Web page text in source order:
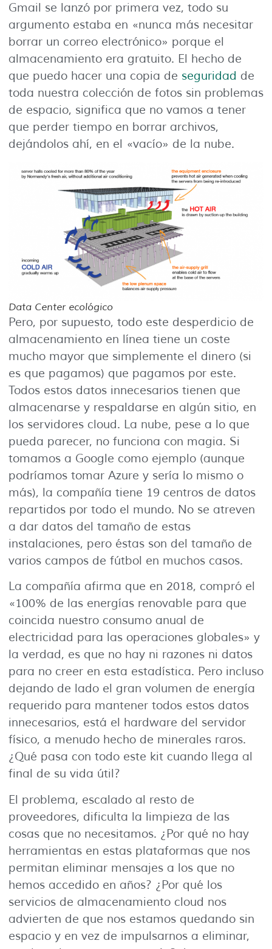
Gmail se lanzó por primera vez, todo su
argumento estaba en «nunca más necesitar
borrar un correo electrónico» porque el
almacenamiento era gratuito. El hecho de
que puedo hacer una copia de seguridad de
toda nuestra colección de fotos sin problemas
de espacio, significa que no vamos a tener
que perder tiempo en borrar archivos,
dejándolos ahí, en el «vacío» de la nube.
Data Center ecológico
Pero, por supuesto, todo este desperdicio de
almacenamiento en línea tiene un coste
mucho mayor que simplemente el dinero (si
es que pagamos) que pagamos por este.
Todos estos datos innecesarios tienen que
almacenarse y respaldarse en algún sitio, en
los servidores cloud. La nube, pese a lo que
pueda parecer, no funciona con magia. Si
tomamos a Google como ejemplo (aunque
podríamos tomar Azure y sería lo mismo o
más), la compañía tiene 19 centros de datos
repartidos por todo el mundo. No se atreven
a dar datos del tamaño de estas
instalaciones, pero éstas son del tamaño de
varios campos de fútbol en muchos casos.
La compañía afirma que en 2018, compró el
«100% de las energías renovable para que
coincida nuestro consumo anual de
electricidad para las operaciones globales» y
la verdad, es que no hay ni razones ni datos
para no creer en esta estadística. Pero incluso
dejando de lado el gran volumen de energía
requerido para mantener todos estos datos
innecesarios, está el hardware del servidor
físico, a menudo hecho de minerales raros.
¿Qué pasa con todo este kit cuando llega al
final de su vida útil?
El problema, escalado al resto de
proveedores, dificulta la limpieza de las
cosas que no necesitamos. ¿Por qué no hay
herramientas en estas plataformas que nos
permitan eliminar mensajes a los que no
hemos accedido en años? ¿Por qué los
servicios de almacenamiento cloud nos
advierten de que nos estamos quedando sin
espacio y en vez de impulsarnos a eliminar,